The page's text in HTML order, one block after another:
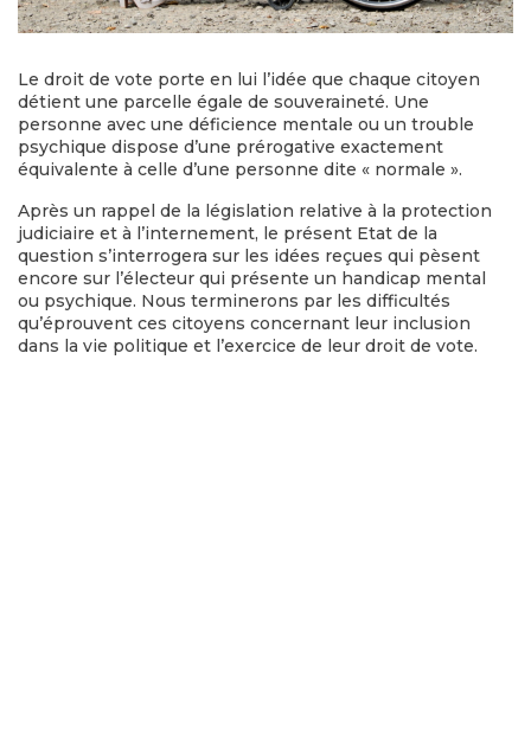
Le droit de vote porte en lui l’idée que chaque citoyen
détient une parcelle égale de souveraineté. Une
personne avec une déficience mentale ou un trouble
psychique dispose d’une prérogative exactement
équivalente à celle d’une personne dite « normale ».
Après un rappel de la législation relative à la protection
judiciaire et à l’internement, le présent Etat de la
question s’interrogera sur les idées reçues qui pèsent
encore sur l’électeur qui présente un handicap mental
ou psychique. Nous terminerons par les difficultés
qu’éprouvent ces citoyens concernant leur inclusion
dans la vie politique et l’exercice de leur droit de vote.